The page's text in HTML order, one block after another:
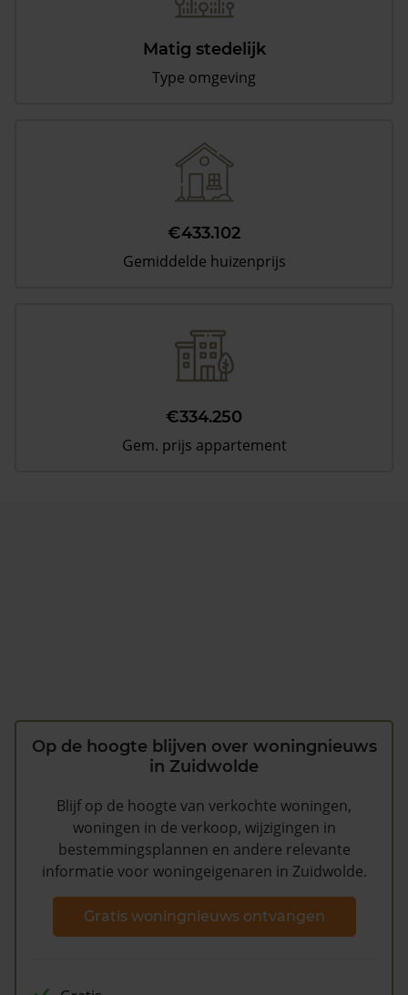
Matig stedelijk
Type omgeving
€433.102
Gemiddelde huizenprijs
€334.250
Gem. prijs appartement
Op de hoogte blijven over woningnieuws
in Zuidwolde
Blijf op de hoogte van verkochte woningen,
woningen in de verkoop, wijzigingen in
bestemmingsplannen en andere relevante
informatie voor woningeigenaren in Zuidwolde.
Gratis woningnieuws ontvangen